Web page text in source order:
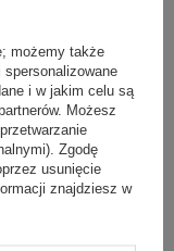
się
żeby zachować
dużo. Ułatwi Ci
popularnej marki
z trwałości, a
ale także
w łazience czy
możemy także
i w jakim celu są
Możesz
Zgodę
usunięcie
znajdziesz w